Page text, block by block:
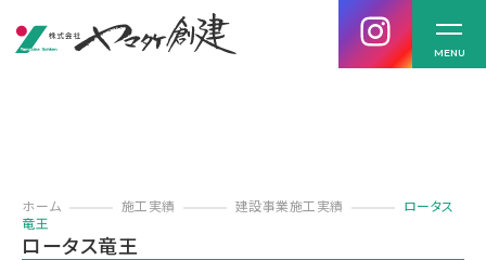
MENU
ホーム 施工実績 建設事業施工実績
ロータス
竜王
ロータス竜王